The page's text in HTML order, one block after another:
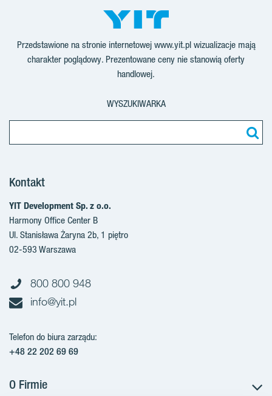
Przedstawione na stronie internetowej www.yit.pl wizualizacje mają
charakter poglądowy. Prezentowane ceny nie stanowią oferty
handlowej.
WYSZUKIWARKA
Kontakt
YIT Development Sp. z o.o.
Harmony Office Center B
Ul. Stanisława Żaryna 2b, 1 piętro
02-593 Warszawa
800 800 948
info@yit.pl
Telefon do biura zarządu:
+48 22 202 69 69
O Firmie